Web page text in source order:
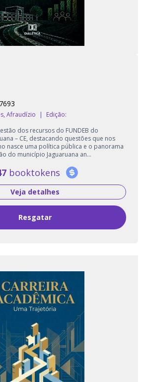
Afraudízio |
Edição:
dos recursos do FUNDEB do
– CE, destacando questões que nos
nasce uma política pública e o panorama
do município Jaguaruana an...
booktokens
Veja detalhes
Resgatar